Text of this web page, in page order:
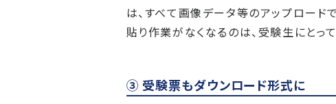
は、すべて画像データ等のアップロード
貼り作業がなくなるのは、受験生にとっ
③ 受験票もダウンロード形式に